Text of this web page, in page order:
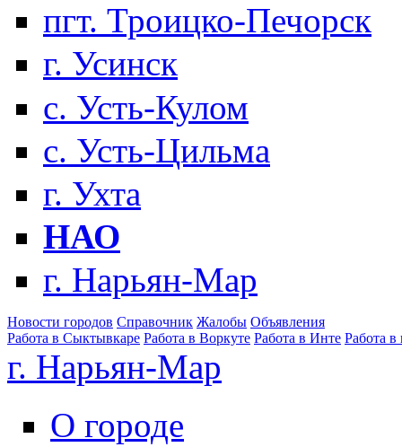
пгт. Троицко-Печорск
г. Усинск
с. Усть-Кулом
с. Усть-Цильма
г. Ухта
НАО
г. Нарьян-Мар
Новости городов Справочник Жалобы Объявления
Работа в Сыктывкаре Работа в Воркуте Работа в Инте Работа в
г. Нарьян-Мар
О городе